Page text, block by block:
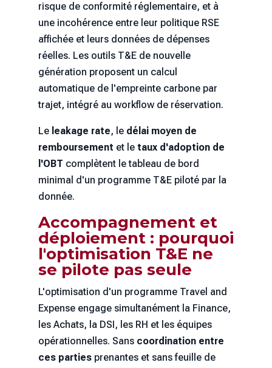
risque de conformité réglementaire, et à
une incohérence entre leur politique RSE
affichée et leurs données de dépenses
réelles. Les outils T&E de nouvelle
génération proposent un calcul
automatique de l'empreinte carbone par
trajet, intégré au workflow de réservation.
Le leakage rate, le délai moyen de
remboursement et le taux d'adoption de
l'OBT complètent le tableau de bord
minimal d'un programme T&E piloté par la
donnée.
Accompagnement et
déploiement : pourquoi
l'optimisation T&E ne
se pilote pas seule
L'optimisation d'un programme Travel and
Expense engage simultanément la Finance,
les Achats, la DSI, les RH et les équipes
opérationnelles. Sans coordination entre
ces partiesprenantes et sans feuille de